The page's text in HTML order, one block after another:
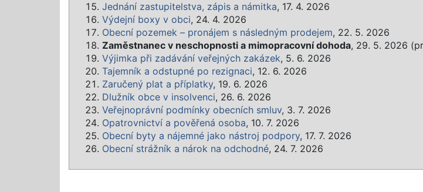
Jednání zastupitelstva, zápis a námitka, 17. 4. 2026
Výdejní boxy v obci, 24. 4. 2026
Obecní pozemek – pronájem s následným prodejem, 22. 5. 2026
Zaměstnanec v neschopnosti a mimopracovní dohoda, 29. 5. 2026
Výjimka při zadávání veřejných zakázek, 5. 6. 2026
Tajemník a odstupné po rezignaci, 12. 6. 2026
Zaručený plat a příplatky, 19. 6. 2026
Dlužník obce v insolvenci, 26. 6. 2026
Veřejnoprávní podmínky obecních smluv, 3. 7. 2026
Opatrovnictví a pověřená osoba, 10. 7. 2026
Obecní byty a nájemné jako nástroj podpory, 17. 7. 2026
Obecní strážník a nárok na odchodné, 24. 7. 2026